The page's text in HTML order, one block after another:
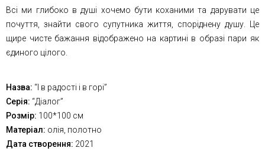
Всі ми глибоко в душі хочемо бути коханими та дарувати це
почуття, знайти свого супутника життя, споріднену душу. Це
щире чисте бажання відображено на картині в образі пари як
єдиного цілого.
Назва: “І в радості і в горі”
Серія: “Діалог”
Розмір: 100*100 см
Матеріал: олія, полотно
Дата створення: 2021